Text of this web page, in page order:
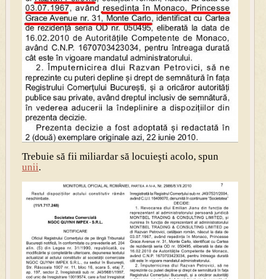
Trebuie să fii miliardar să locuieşti acolo, spun
unii.